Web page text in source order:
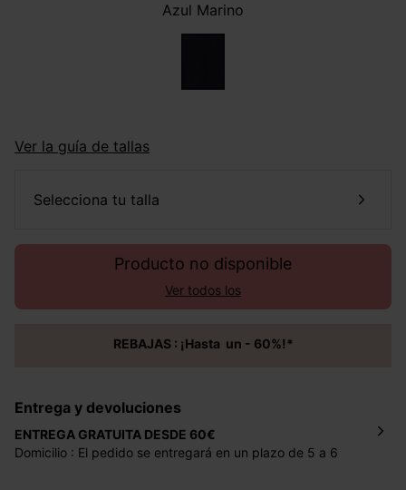
Azul Marino
Ver la guía de tallas
selecciona tu talla
Producto no disponible
Ver todos los
REBAJAS : ¡Hasta un - 60%!*
Entrega y devoluciones
ENTREGA GRATUITA DESDE 60€
Domicilio : El pedido se entregará en un plazo de 5 a 6